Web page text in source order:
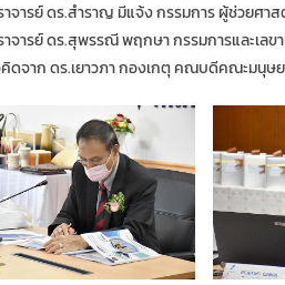
จารย์ ดร.สำราญ มีแจ้ง กรรมการ ผู้ช่วยศา
จารย์ ดร.สุพรรณี พฤกษา กรรมการและเล
ดจาก ดร.เยาวภา กองเกตุ คณบดีคณะมนุษ